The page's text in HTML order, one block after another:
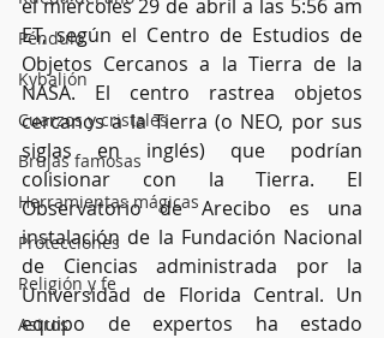
Péndulo
Kybalión
Cuarzos y cristales
Brujas famosas
Herramientas mágicas
Protecciones
Religión y fe
Astros
el miércoles 29 de abril a las 5:56 am
ET, según el Centro de Estudios de
Objetos Cercanos a la Tierra de la
NASA. El centro rastrea objetos
cercanos a la Tierra (o NEO, por sus
siglas en inglés) que podrían
colisionar con la Tierra. El
Observatorio de Arecibo es una
instalación de la Fundación Nacional
de Ciencias administrada por la
Universidad de Florida Central. Un
equipo de expertos ha estado